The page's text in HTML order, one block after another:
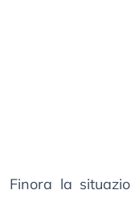
Finora la